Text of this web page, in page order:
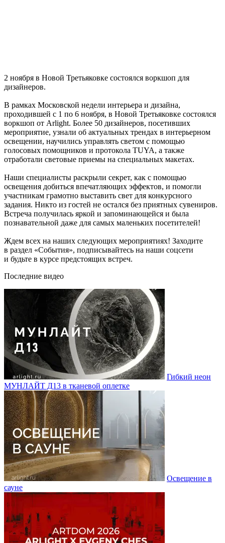
2 ноября в Новой Третьяковке состоялся воркшоп для
дизайнеров.
В рамках Московской недели интерьера и дизайна,
проходившей с 1 по 6 ноября, в Новой Третьяковке состоялся
воркшоп от Arlight. Более 50 дизайнеров, посетивших
мероприятие, узнали об актуальных трендах в интерьерном
освещении, научились управлять светом с помощью
голосовых помощников и протокола TUYA, а также
отработали световые приемы на специальных макетах.
Наши специалисты раскрыли секрет, как с помощью
освещения добиться впечатляющих эффектов, и помогли
участникам грамотно выставить свет для конкурсного
задания. Никто из гостей не остался без приятных сувениров.
Встреча получилась яркой и запоминающейся и была
познавательной даже для самых маленьких посетителей!
Ждем всех на наших следующих мероприятиях! Заходите
в раздел «События», подписывайтесь на наши соцсети
и будьте в курсе предстоящих встреч.
Последние видео
Гибкий неон
МУНЛАЙТ Д13 в тканевой оплетке
Освещение в
сауне